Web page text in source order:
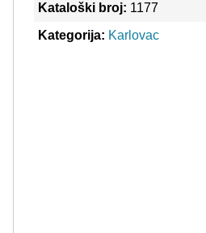
Kataloški broj: 1177
Kategorija: Karlovac